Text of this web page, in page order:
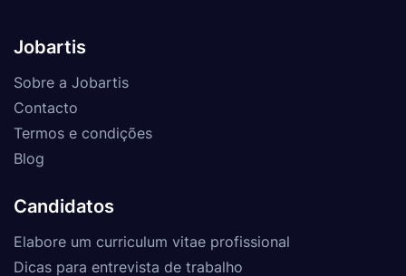
Jobartis
Sobre a Jobartis
Contacto
Termos e condições
Blog
Candidatos
Elabore um curriculum vitae profissional
Dicas para entrevista de trabalho